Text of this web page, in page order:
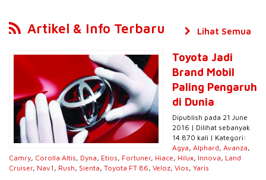
Artikel & Info Terbaru
Toyota Jadi
Brand Mobil
Paling Pengaruh
di Dunia
Dipublish pada 21 June
2016 | Dilihat sebanyak
14.870 kali | Kategori:
Agya, Alphard, Avanza,
Camry, Corolla Altis, Dyna, Etios, Fortuner, Hiace, Hilux, Innova, Land
Cruiser, Nav1 , Rush, Sienta, Toyota FT 86, Veloz, Vios, Yaris
Lihat Semua